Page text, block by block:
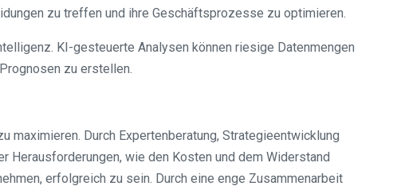
zu treffen und ihre Geschäftsprozesse zu optimieren.
KI-gesteuerte Analysen können riesige Datenmengen
zu erstellen.
Durch Expertenberatung, Strategieentwicklung
wie den Kosten und dem Widerstand
erfolgreich zu sein. Durch eine enge Zusammenarbeit